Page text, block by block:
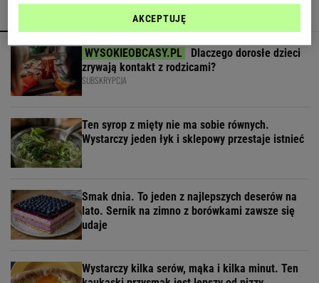
Dlaczego dorosłe dzieci
zrywają kontakt z rodzicami?
SUBSKRYPCJA
Ten syrop z mięty nie ma sobie równych.
Wystarczy jeden łyk i sklepowy przestaje istnieć
Smak dnia. To jeden z najlepszych deserów na
lato. Sernik na zimno z borówkami zawsze się
udaje
Wystarczy kilka serów, mąka i kilka minut. Ten
AKCEPTUJĘ